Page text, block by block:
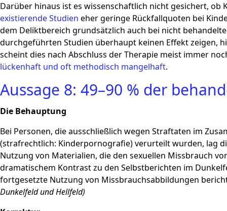
Darüber hinaus ist es wissenschaftlich nicht gesichert,
existierendeStudien eher geringe Rückfallquoten bei
dem Deliktbereich grundsätzlich auch bei nicht
durchgeführten Studien überhaupt keinen Effekt zeigen,
scheint dies nach Abschluss der Therapie meist immer
lückenhaft und oft methodisch mangelhaft.
Aussage 8: 49–90 % der
Die Behauptung
Bei Personen, die ausschließlich wegen Straftaten im
(strafrechtlich: Kinderpornografie) verurteilt wurden, lag
Nutzung von Materialien, die den sexuellen Missbrauch
dramatischem Kontrast zu den Selbstberichten im
fortgesetzte Nutzung von Missbrauchsabbildungen
Dunkelfeld und Hellfeld)